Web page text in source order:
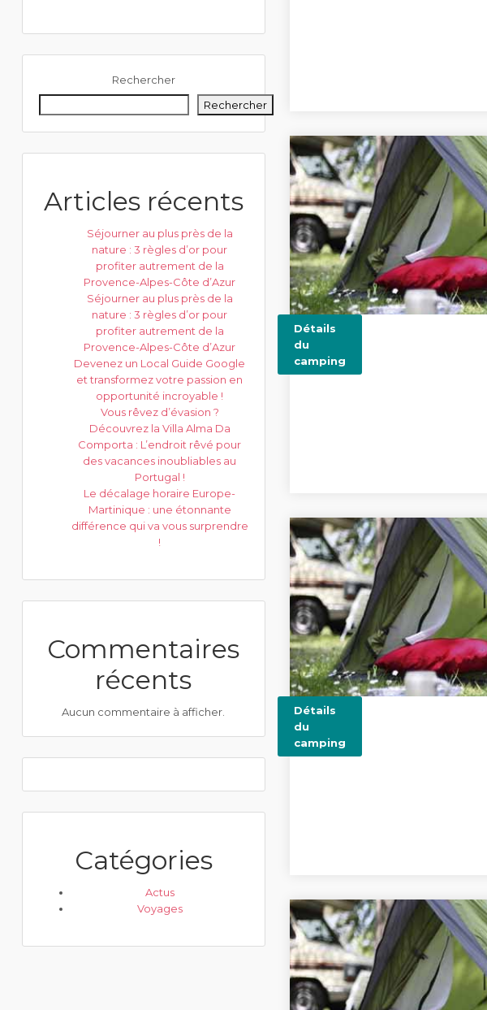
Rechercher
Rechercher
Articles récents
Séjourner au plus près de la
nature : 3 règles d’or pour
profiter autrement de la
Provence-Alpes-Côte d’Azur
Séjourner au plus près de la
nature : 3 règles d’or pour
profiter autrement de la
Provence-Alpes-Côte d’Azur
Devenez un Local Guide Google
et transformez votre passion en
opportunité incroyable !
Vous rêvez d’évasion ?
Découvrez la Villa Alma Da
Comporta : L’endroit rêvé pour
des vacances inoubliables au
Portugal !
Le décalage horaire Europe-
Martinique : une étonnante
différence qui va vous surprendre
!
Commentaires
récents
Aucun commentaire à afficher.
Catégories
Actus
Voyages
Détails
du
camping
Détails
du
camping